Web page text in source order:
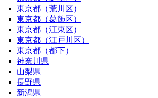
東京都（荒川区）
東京都（葛飾区）
東京都（江東区）
東京都（江戸川区）
東京都（都下）
神奈川県
山梨県
長野県
新潟県